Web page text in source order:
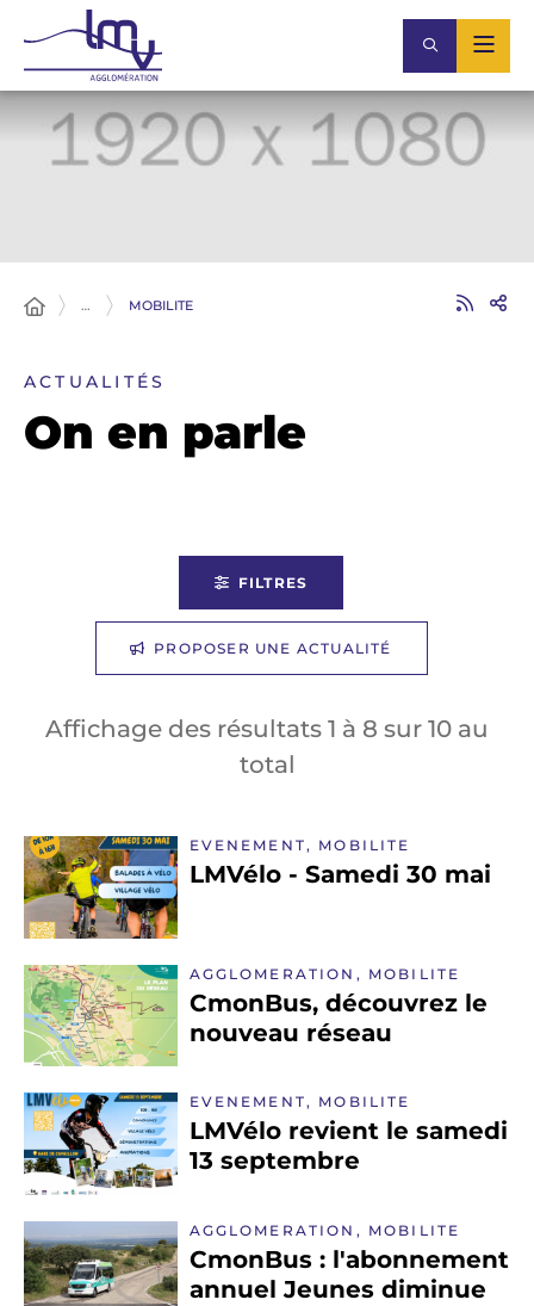
… MOBILITE
ACTUALITÉS
On en parle
FILTRES
PROPOSER UNE ACTUALITÉ
Affichage des résultats 1 à 8 sur 10 au
total
EVENEMENT, MOBILITE
LMVélo - Samedi 30 mai
AGGLOMERATION, MOBILITE
CmonBus, découvrez le
nouveau réseau
EVENEMENT, MOBILITE
LMVélo revient le samedi
13 septembre
AGGLOMERATION, MOBILITE
CmonBus : l'abonnement
annuel Jeunes diminue